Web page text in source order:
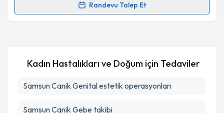
Takvim Talebini Gönder
Randevu Talep Et
Randevu Takvimi Talebi
takvim hazırlandığında e-posta ile bilgilendireceğiz.
E-posta Adresiniz
Kadın Hastalıkları ve Doğum için Tedaviler
Samsun Canik Genital estetik operasyonları
Samsun Canik Gebe takibi